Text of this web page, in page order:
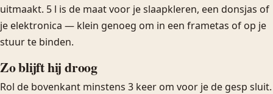
uitmaakt. 5 l is de maat voor je slaapkleren, een donsjas of
je elektronica — klein genoeg om in een frametas of op je
stuur te binden.
Zo blijft hij droog
Rol de bovenkant minstens 3 keer om voor je de gesp sluit.